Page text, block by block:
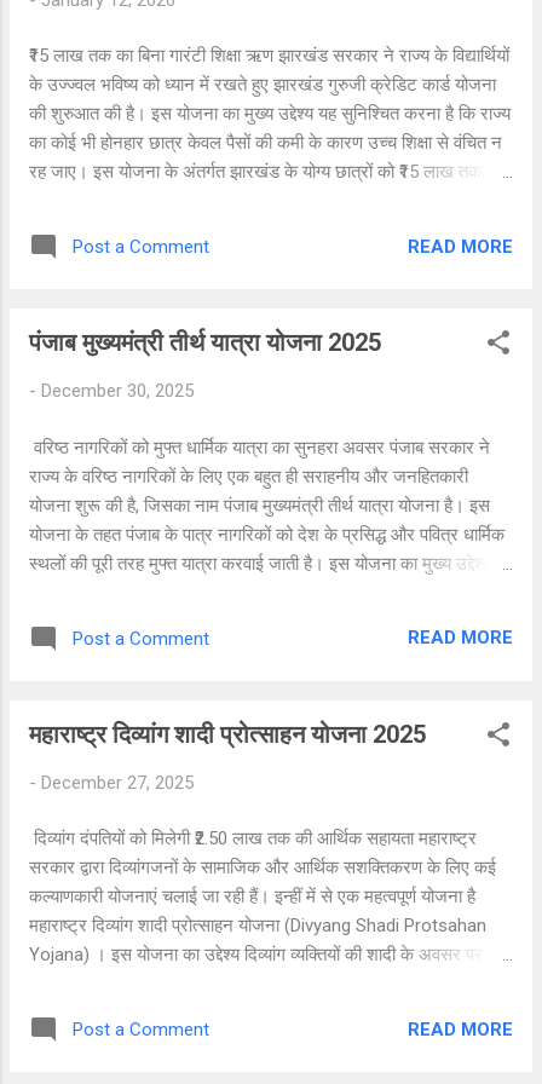
लाभार्थी के बैंक खाते में ट्रांसफर की जाती है, जिससे पारदर्शिता बनी रहती है
और किसी भी प्रकार की बिचौलिया व्यवस्था समाप्त होती है। योजना के मुख्य
उद्देश्य इस योजना को ...
₹15 लाख तक का बिना गारंटी शिक्षा ऋण झारखंड सरकार ने राज्य के विद्यार्थियों
के उज्ज्वल भविष्य को ध्यान में रखते हुए झारखंड गुरुजी क्रेडिट कार्ड योजना
की शुरुआत की है। इस योजना का मुख्य उद्देश्य यह सुनिश्चित करना है कि राज्य
का कोई भी होनहार छात्र केवल पैसों की कमी के कारण उच्च शिक्षा से वंचित न
रह जाए। इस योजना के अंतर्गत झारखंड के योग्य छात्रों को ₹15 लाख तक का
जिससे वे देश के प्रतिष्ठित कॉलेजों और विश्वविद्यालयों में पढ़ाई कर सकें।
गुरुजी क्रेडिट कार्ड योजना क्या है? गुरुजी क्रेडिट कार्ड योजना झारखंड
ऋण उपलब्ध कराती है। यह योजना विशेष रूप से उन छात्रों के लिए है जो
प्राप्त कॉलेज या विश्वविद्यालय में प्रवेश ले चुके हैं। योजना की मुख्य विशेषताएं
(Highlights) योजना का नाम: झारखंड गुरुजी क्रेडिट कार्ड योजना...
Post a Comment READ MORE
पंजाब मुख्यमंत्री तीर्थ यात्रा योजना 2025
- December 30, 2025
वरिष्ठ नागरिकों को मुफ्त धार्मिक यात्रा का सुनहरा अवसर पंजाब सरकार ने
राज्य के वरिष्ठ नागरिकों के लिए एक बहुत ही सराहनीय और जनहितकारी
योजना शुरू की है, जिसका नाम पंजाब मुख्यमंत्री तीर्थ यात्रा योजना है। इस
योजना के तहत पंजाब के पात्र नागरिकों को देश के प्रसिद्ध और पवित्र धार्मिक
स्थलों की पूरी तरह मुफ्त यात्रा करवाई जाती है। इस योजना का मुख्य उद्देश्य
नवंबर 2023 को गुरु पर्व के पावन अवसर पर औपचारिक रूप से शुरू किया गया
यात्रा योजना का मुख्य उद्देश्य राज्य के वरिष्ठ नागरिकों को धार्मिक, आध्यात्मिक
तीर्थ यात्रा करना हर व्यक्ति की इच्छा होती है, लेकिन सीमित आय और स्वास्थ्य
संबंधी समस्याओं के कारण कई लोग यह सपना पूरा नहीं...
Post a Comment READ MORE
महाराष्ट्र दिव्यांग शादी प्रोत्साहन योजना 2025
- December 27, 2025
दिव्यांग दंपतियों को मिलेगी ₹2.50 लाख तक की आर्थिक सहायता महाराष्ट्र
सरकार द्वारा दिव्यांगजनों के सामाजिक और आर्थिक सशक्तिकरण के लिए कई
कल्याणकारी योजनाएं चलाई जा रही हैं। इन्हीं में से एक महत्वपूर्ण योजना है
महाराष्ट्र दिव्यांग शादी प्रोत्साहन योजना (Divyang Shadi Protsahan
Yojana) । इस योजना का उद्देश्य दिव्यांग व्यक्तियों की शादी के अवसर पर उन्हें
बिना किसी वित्तीय दबाव के कर सकें। इस योजना के अंतर्गत महाराष्ट्र सरकार
द्वारा ₹1,50,000 से लेकर ₹2,50,000 तक की एकमुश्त वित्तीय सहायता प्रदान
Post a Comment READ MORE